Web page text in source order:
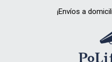
¡Envíos a